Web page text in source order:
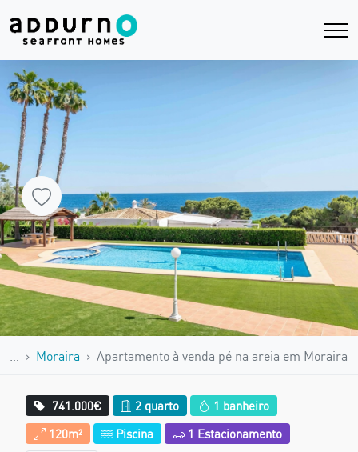
Moraira Apartamento à venda pé na areia em Moraira
741.000€ 2 quarto
1 banheiro
120m²
Piscina
1 Estacionamento